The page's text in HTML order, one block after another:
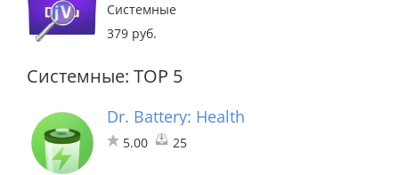
Системные
379 руб.
Системные: TOP 5
Dr. Battery: Health Monitor
5.00 25